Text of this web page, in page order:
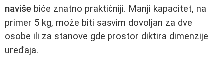
naviše biće znatno praktičniji. Manji kapacitet, na
primer 5 kg, može biti sasvim dovoljan za dve
osobe ili za stanove gde prostor diktira dimenzije
uređaja.